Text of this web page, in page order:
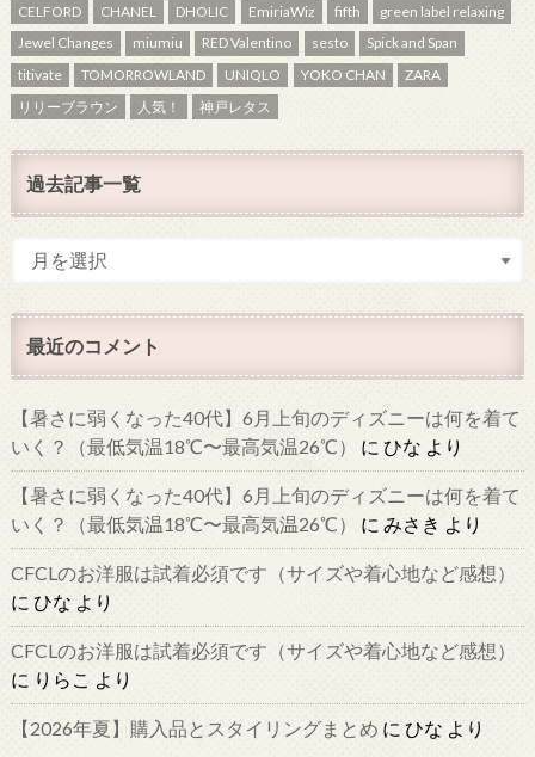
CELFORD CHANEL DHOLIC EmiriaWiz fifth
green label relaxing
Jewel Changes
miumiu RED Valentino sesto
Spick and Span
titivate
TOMORROWLAND UNIQLO YOKO CHAN
ZARA
リリーブラウン
人気！ 神戸レタス
過去記事一覧
最近のコメント
【暑さに弱くなった40代】6月上旬のディズニーは何を着て
いく？（最低気温18℃〜最高気温26℃）
に ひな より
【暑さに弱くなった40代】6月上旬のディズニーは何を着て
いく？（最低気温18℃〜最高気温26℃）
に みさき より
CFCLのお洋服は試着必須です（サイズや着心地など感想）
に ひな より
CFCLのお洋服は試着必須です（サイズや着心地など感想）
に りらこ より
【2026年夏】購入品とスタイリングまとめ に ひな より